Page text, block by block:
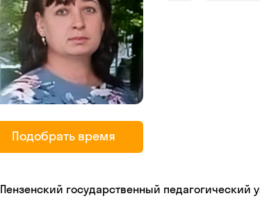
Подобрать время
Пензенский государственный педагогический